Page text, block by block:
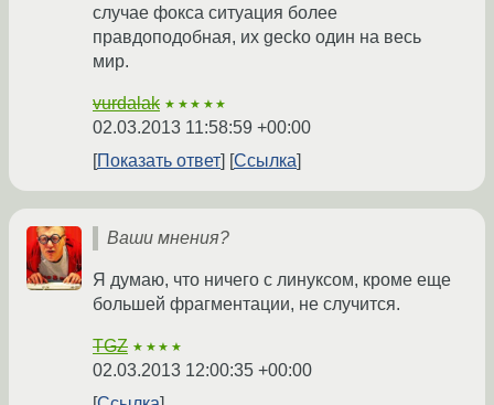
случае фокса ситуация более
правдоподобная, их gecko один на весь
мир.
vurdalak ★★★★★
02.03.2013 11:58:59 +00:00
Показать ответ
Ссылка
Ваши мнения?
Я думаю, что ничего с линуксом, кроме еще
большей фрагментации, не случится.
TGZ ★★★★
02.03.2013 12:00:35 +00:00